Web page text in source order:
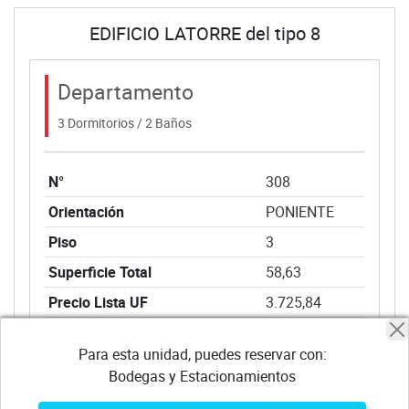
EDIFICIO LATORRE del tipo 8
Departamento
3 Dormitorios / 2 Baños
N°
308
Orientación
PONIENTE
Piso
3
Superficie Total
58,63
Precio Lista UF
3.725,84
Descuento Oportunidad
50,00
Para esta unidad, puedes reservar con:
Bodegas y Estacionamientos